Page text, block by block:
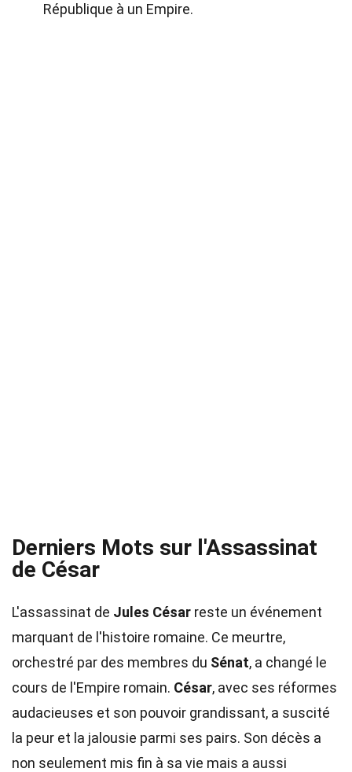
République à un Empire.
Derniers Mots sur l'Assassinat
de César
L'assassinat de Jules César reste un événement
marquant de l'histoire romaine. Ce meurtre,
orchestré par des membres du Sénat, a changé le
cours de l'Empire romain. César, avec ses réformes
audacieuses et son pouvoir grandissant, a suscité
la peur et la jalousie parmi ses pairs. Son décès a
non seulement mis fin à sa vie mais a aussi